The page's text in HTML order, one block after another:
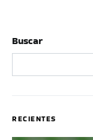
Buscar
RECIENTES